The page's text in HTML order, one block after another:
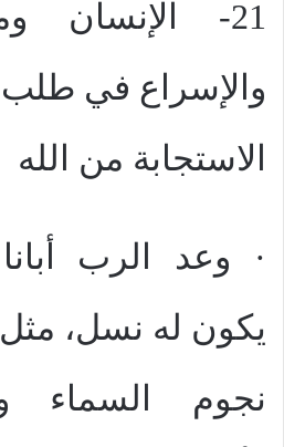
21- الإنسان
والإسراع في طلب
الاستجابة من الله
· وعد الرب
يكون له نسل، مثل
نجوم السماء